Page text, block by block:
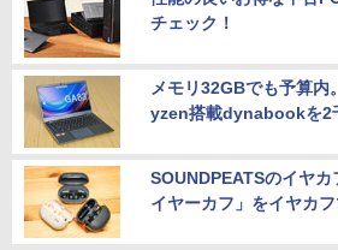
チェック！
メモリ32GBでも予算内
yzen搭載dynabookを2
SOUNDPEATSのイヤ
イヤーカフ」をイヤカ